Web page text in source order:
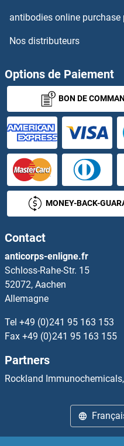
OSBP2 Anticorps
OSBPL10 Anticorps
OSBPL11 Anticorps
OSBPL1A Anticorps
OSBPL2 Anticorps
OSBPL3 Anticorps
OSBPL5 Anticorps
OSBPL6 Anticorps
OSBPL7 Anticorps
OSBPL8 Anticorps
OSBPL9 Anticorps
OSCAR Anticorps
OSCP1 Anticorps
OSGEPL1 Anticorps
antibodies online purchase
Nos distributeurs
Options de Paiement
BON DE
MONEY-BACK-
Contact
anticorps-enligne.fr
Schloss-Rahe-Str. 15
52072, Aachen
Allemagne
Tel +49 (0)241 95 163 153
Fax +49 (0)241 95 163 155
Partners
Rockland